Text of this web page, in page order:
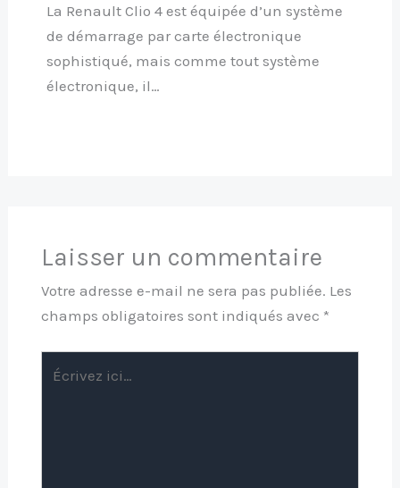
La Renault Clio 4 est équipée d’un système
de démarrage par carte électronique
sophistiqué, mais comme tout système
électronique, il…
Laisser un commentaire
Votre adresse e-mail ne sera pas publiée. Les
champs obligatoires sont indiqués avec *